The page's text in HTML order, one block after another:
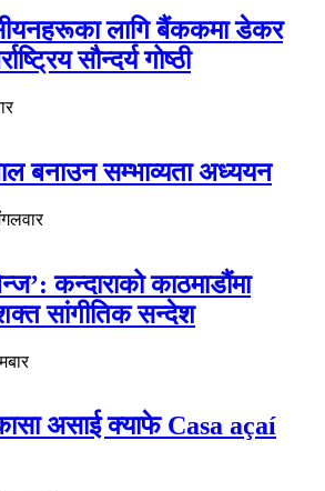
लागि बैंककमा डेकर
सौन्दर्य गोष्ठी
बनाउन सम्भाव्यता अध्ययन
कन्दाराको काठमाडौंमा
सांगीतिक सन्देश
असाई क्याफे Casa açaí